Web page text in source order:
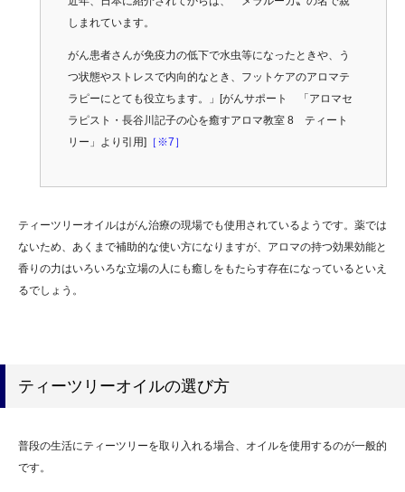
しまれています。
がん患者さんが免疫力の低下で水虫等になったときや、う
つ状態やストレスで内向的なとき、フットケアのアロマテ
ラピーにとても役立ちます。」[がんサポート 「アロマセ
ラピスト・長谷川記子の心を癒すアロマ教室 8 ティート
リー」より引用]
［※7］
ティーツリーオイルはがん治療の現場でも使用されているようです。薬では
ないため、あくまで補助的な使い方になりますが、アロマの持つ効果効能と
香りの力はいろいろな立場の人にも癒しをもたらす存在になっているといえ
るでしょう。
ティーツリーオイルの選び方
普段の生活にティーツリーを取り入れる場合、オイルを使用するのが一般的
です。